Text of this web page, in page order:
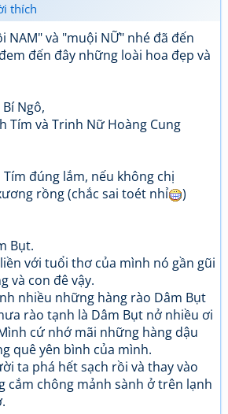
thích
NAM" và "muội NỮ" nhé đã đến
đến đây những loài hoa đẹp và
Ngô,
Tím và Trinh Nữ Hoàng Cung
đúng lắm, nếu không chị
rồng (chắc sai toét nhỉ
)
Bụt.
với tuổi thơ của mình nó gần gũi
và con đê vậy.
nhiều những hàng rào Dâm Bụt
rào tạnh là Dâm Bụt nở nhiều ơi
cứ nhớ mãi những hàng dậu
quê yên bình của mình.
ta phá hết sạch rồi và thay vào
cắm chông mảnh sành ở trên lạnh